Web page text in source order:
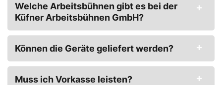
Welche Arbeitsbühnen gibt es bei der
Küfner Arbeitsbühnen GmbH?
Können die Geräte geliefert werden?
Muss ich Vorkasse leisten?